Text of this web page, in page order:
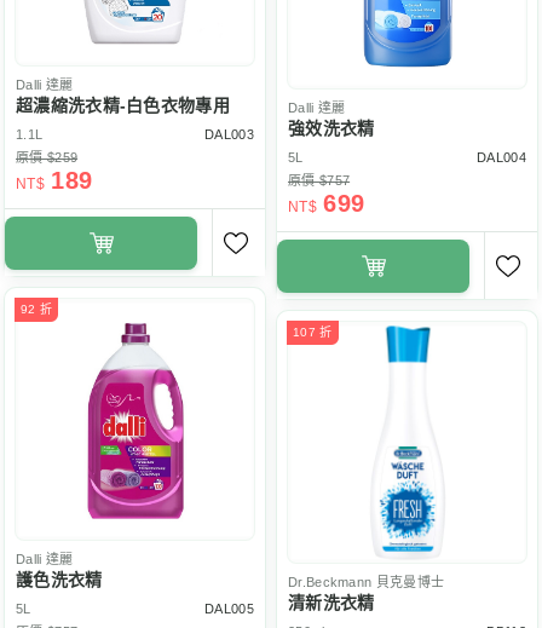
Dalli 達麗
超濃縮洗衣精-白色衣物專用
1.1L
DAL003
原價 $259
NT$ 189
Dalli 達麗
強效洗衣精
5L
DAL004
原價 $757
NT$ 699
92 折
Dalli 達麗
護色洗衣精
5L
DAL005
107 折
Dr.Beckmann 貝克曼博士
清新洗衣精